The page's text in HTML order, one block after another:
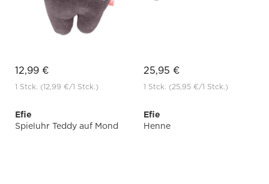
12,99 €
1 Stck. (12,99 €/1 Stck.)
25,95 €
1 Stck. (25,95 €/1 Stck.)
Efie
Spieluhr Teddy auf Mond
Efie
Henne